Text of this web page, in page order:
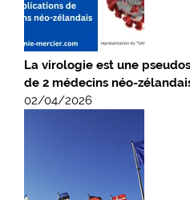
La virologie est une
de 2 médecins néo-
02/04/2026